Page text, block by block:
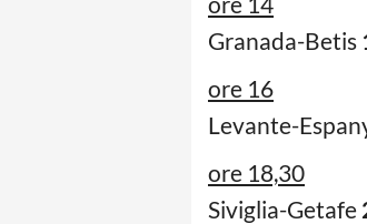
Granada-Betis
ore 16
Levante-
ore 18,30
Siviglia-Getafe